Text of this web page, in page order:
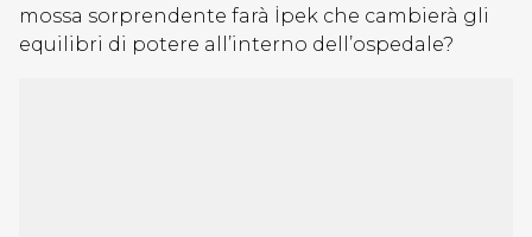
mossa sorprendente farà İpek che cambierà gli
equilibri di potere all’interno dell’ospedale?